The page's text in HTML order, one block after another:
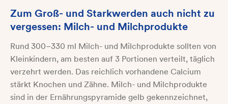
Zum Groß- und Starkwerden auch nicht zu
vergessen: Milch- und Milchprodukte
Rund 300–330 ml Milch- und Milchprodukte sollten von
Kleinkindern, am besten auf 3 Portionen verteilt, täglich
verzehrt werden. Das reichlich vorhandene Calcium
stärkt Knochen und Zähne. Milch- und Milchprodukte
sind in der Ernährungspyramide gelb gekennzeichnet,